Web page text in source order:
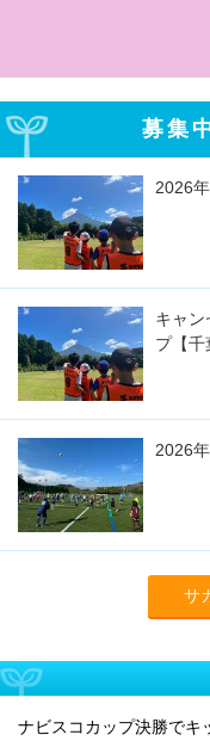
募集
2026
キャ
プ【千
2026
サ
ナビスコカップ決勝でキ